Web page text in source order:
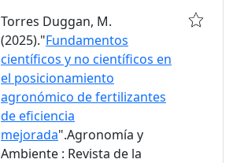
Torres Duggan, M.
(2025)."Fundamentos
científicos y no científicos en
el posicionamiento
agronómico de fertilizantes
de eficiencia
mejorada".Agronomía y
Ambiente : Revista de la